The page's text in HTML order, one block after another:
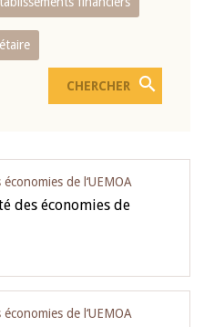
de l‘UEMOA
des économies de
de l‘UEMOA